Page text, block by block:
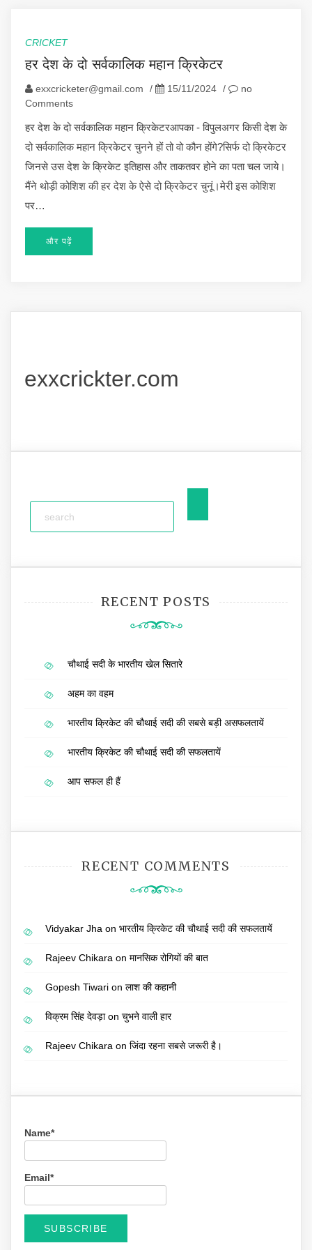
CRICKET
हर देश के दो सर्वकालिक महान क्रिकेटर
exxcricketer@gmail.com / 15/11/2024 /
no
Comments
हर देश के दो सर्वकालिक महान क्रिकेटरआपका - विपुलअगर किसी देश के
दो सर्वकालिक महान क्रिकेटर चुनने हों तो वो कौन होंगे?सिर्फ दो क्रिकेटर
जिनसे उस देश के क्रिकेट इतिहास और ताकतवर होने का पता चल जाये।
मैंने थोड़ी कोशिश की हर देश के ऐसे दो क्रिकेटर चुनूं।मेरी इस कोशिश
पर…
और पढ़ें
exxcrickter.com
RECENT POSTS
चौथाई सदी के भारतीय खेल सितारे
अहम का वहम
भारतीय क्रिकेट की चौथाई सदी की सबसे बड़ी असफलतायें
भारतीय क्रिकेट की चौथाई सदी की सफलतायें
आप सफल ही हैं
RECENT COMMENTS
Vidyakar Jha on भारतीय क्रिकेट की चौथाई सदी की सफलतायें
Rajeev Chikara on मानसिक रोगियों की बात
Gopesh Tiwari on लाश की कहानी
विक्रम सिंह देवड़ाon चुभने वाली हार
Rajeev Chikara on जिंदा रहना सबसे जरूरी है।
Name*
Email*